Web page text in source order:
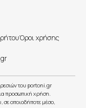
Όροι χρήσης
του portoni.gr
προσωπική χρήση.
οποιοδήποτε μέσο,